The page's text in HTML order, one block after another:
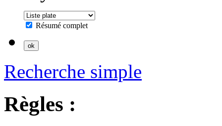
Résumé complet
Recherche simple
Règles :